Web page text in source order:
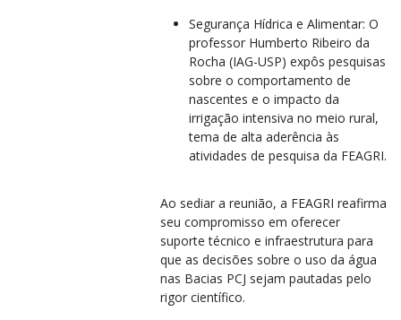
Segurança Hídrica e Alimentar: O
professor Humberto Ribeiro da
Rocha (IAG-USP) expôs pesquisas
sobre o comportamento de
nascentes e o impacto da
irrigação intensiva no meio rural,
tema de alta aderência às
atividades de pesquisa da FEAGRI.
Ao sediar a reunião, a FEAGRI reafirma
seu compromisso em oferecer
suporte técnico e infraestrutura para
que as decisões sobre o uso da água
nas Bacias PCJ sejam pautadas pelo
rigor científico.